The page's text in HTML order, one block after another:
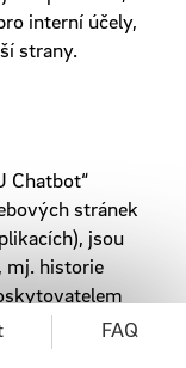
interní účely,
strany.
Chatbot“
stránek
jsou
mj. historie
House, Barrow
Deleware
FAQ